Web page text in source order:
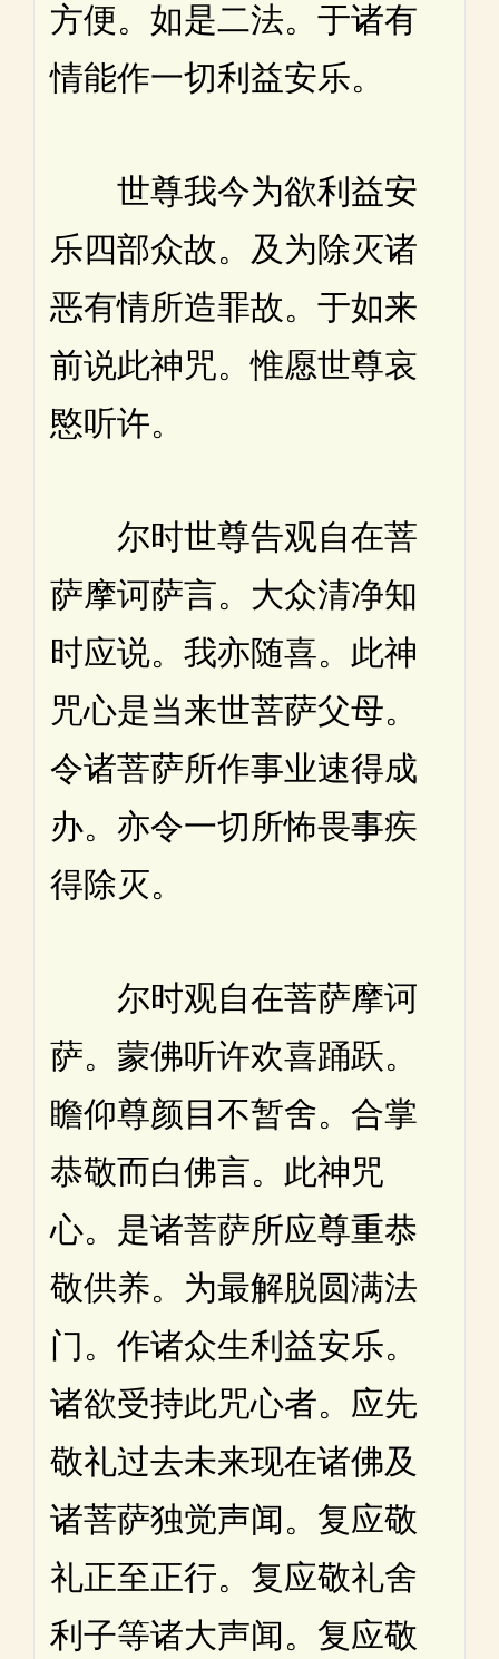
方便。如是二法。于诸有
情能作一切利益安乐。
世尊我今为欲利益安
乐四部众故。及为除灭诸
恶有情所造罪故。于如来
前说此神咒。惟愿世尊哀
愍听许。
尔时世尊告观自在菩
萨摩诃萨言。大众清净知
时应说。我亦随喜。此神
咒心是当来世菩萨父母。
令诸菩萨所作事业速得成
办。亦令一切所怖畏事疾
得除灭。
尔时观自在菩萨摩诃
萨。蒙佛听许欢喜踊跃。
瞻仰尊颜目不暂舍。合掌
恭敬而白佛言。此神咒
心。是诸菩萨所应尊重恭
敬供养。为最解脱圆满法
门。作诸众生利益安乐。
诸欲受持此咒心者。应先
敬礼过去未来现在诸佛及
诸菩萨独觉声闻。复应敬
礼正至正行。复应敬礼舍
利子等诸大声闻。复应敬